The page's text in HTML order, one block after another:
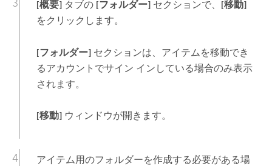
[概要]タブの [フォルダー]セクションで、 [移動]
をクリックします。
[フォルダー]セクションは、アイテムを移動でき
るアカウントでサイン インしている場合のみ表示
されます。
[移動]ウィンドウが開きます。
アイテム用のフォルダーを作成する必要がある場